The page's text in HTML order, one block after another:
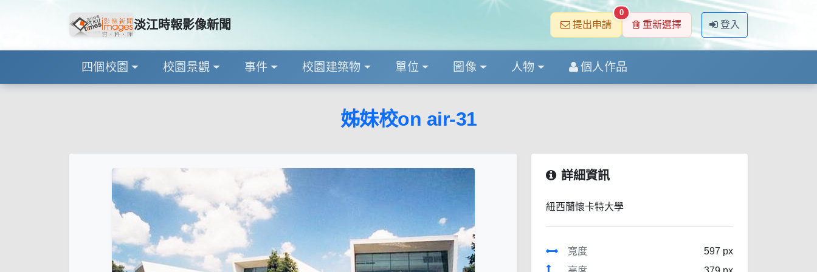
淡江時報影像新聞 提出申請
0
重新選擇 登入
四個校園 校園景觀 事件 校園建築物 單位 圖像 人物 個人作品
姊妹校on air-31
詳細資訊
紐西蘭懷卡特大學
寬度
597 px